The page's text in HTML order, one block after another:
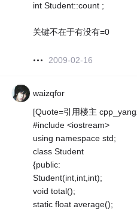
int Student::count ;
关键不在于有没有=0
2009-02-16
waizqfor
[Quote=引用楼主
#include <iostream>
using namespace std;
class Student
{public:
Student(int,int,int);
void total();
static float average();